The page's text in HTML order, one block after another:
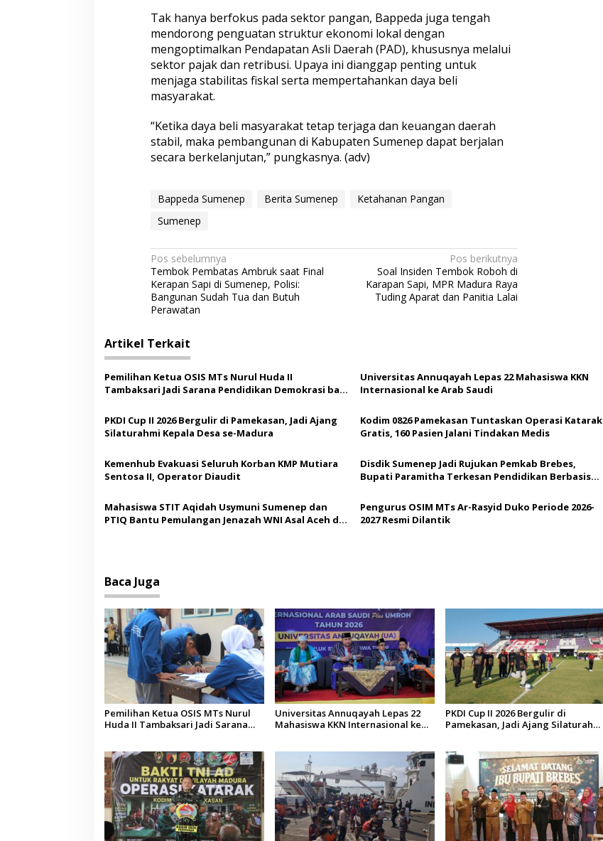
Tak hanya berfokus pada sektor pangan, Bappeda juga tengah
mendorong penguatan struktur ekonomi lokal dengan
mengoptimalkan Pendapatan Asli Daerah (PAD), khususnya melalui
sektor pajak dan retribusi. Upaya ini dianggap penting untuk
menjaga stabilitas fiskal serta mempertahankan daya beli
masyarakat.
“Ketika daya beli masyarakat tetap terjaga dan keuangan daerah
stabil, maka pembangunan di Kabupaten Sumenep dapat berjalan
secara berkelanjutan,” pungkasnya. (adv)
Bappeda Sumenep Berita Sumenep
Ketahanan Pangan
Sumenep
N
a
v
i
g
a
s
i
p
o
s
Pos sebelumnya
Tembok Pembatas Ambruk saat Final
Kerapan Sapi di Sumenep, Polisi:
Bangunan Sudah Tua dan Butuh
Perawatan
Pos berikutnya
Soal Insiden Tembok Roboh di
Karapan Sapi, MPR Madura Raya
Tuding Aparat dan Panitia Lalai
Artikel Terkait
Pemilihan Ketua OSIS MTs Nurul Huda II
Tambaksari Jadi Sarana Pendidikan Demokrasi bagi
Universitas Annuqayah Lepas 22 Mahasiswa KKN
Internasional ke Arab Saudi
PKDI Cup II 2026 Bergulir di Pamekasan, Jadi Ajang
Silaturahmi Kepala Desa se-Madura
Kodim 0826 Pamekasan Tuntaskan Operasi Katarak
Gratis, 160 Pasien Jalani Tindakan Medis
Kemenhub Evakuasi Seluruh Korban KMP Mutiara
Sentosa II, Operator Diaudit
Disdik Sumenep Jadi Rujukan Pemkab Brebes,
Bupati Paramitha Terkesan Pendidikan Berbasis
Mahasiswa STIT Aqidah Usymuni Sumenep dan
PTIQ Bantu Pemulangan Jenazah WNI Asal Aceh di
Pengurus OSIM MTs Ar-Rasyid Duko Periode 2026-
2027 Resmi Dilantik
Baca Juga
Pemilihan Ketua OSIS MTs Nurul
Huda II Tambaksari Jadi Sarana
Universitas Annuqayah Lepas 22
Mahasiswa KKN Internasional ke
PKDI Cup II 2026 Bergulir di
Pamekasan, Jadi Ajang Silaturahmi